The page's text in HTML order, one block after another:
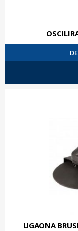
UGAONA